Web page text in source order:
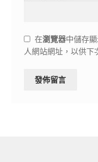
在瀏覽器中儲存
人網站網址，以供下